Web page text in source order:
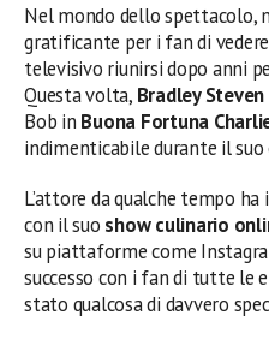
Nel mondo dello spettacolo,
gratificante per i fan di
televisivo riunirsi dopo anni
Questa volta, Bradley Steven
Bob in Buona Fortuna
indimenticabile durante il
L’attore da qualche tempo
con il suo show culinario
su piattaforme come
successo con i fan di tutte le
stato qualcosa di davvero